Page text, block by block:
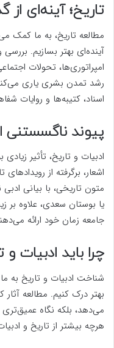
تاریخ؛ آینه‌ای از
مطالعه تاریخ، به ما کمک
آینده‌ای بهتر بسازیم.
امپراتوری‌ها، تحولات
رشد تمدن بشری یاری می‌کند.
اسناد، کتیبه‌ها و روایات
پیوند ناگسستنی
ادبیات و تاریخ، تأثیر
اشعار، برگرفته از
متون تاریخی، با بیانی
یا بوستان سعدی، علاوه بر
جامعه زمان خود ارائه
چرا باید ادبیات
شناخت ادبیات و تاریخ به
بهتر درک کنیم. مطالعه آثار
می‌دهد، بلکه نگاه
هرچه بیشتر از تاریخ و